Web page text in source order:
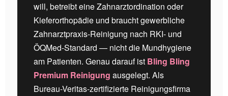
will, betreibt eine Zahnarztordination oder
Kieferorthopädie und braucht gewerbliche
Zahnarztpraxis-Reinigung nach RKI- und
ÖQMed-Standard — nicht die Mundhygiene
am Patienten. Genau darauf ist Bling Bling
Premium Reinigung ausgelegt. Als
Bureau-Veritas-zertifizierte Reinigungsfirma